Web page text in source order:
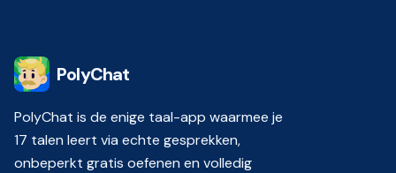
PolyChat
PolyChat is de enige taal-app waarmee je
17 talen leert via echte gesprekken,
onbeperkt gratis oefenen en volledig